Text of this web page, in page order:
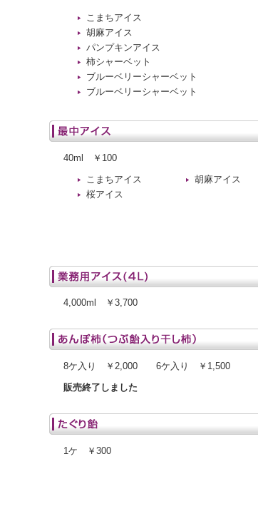
こまちアイス
胡麻アイス
パンプキンアイス
柿シャーベット
ブルーベリーシャーベット
ブルーベリーシャーベット
40ml ￥100
こまちアイス
胡麻アイス
桜アイス
4,000ml ￥3,700
8ケ入り ￥2,000 6ケ入り ￥1,500
販売終了しました
1ケ ￥300